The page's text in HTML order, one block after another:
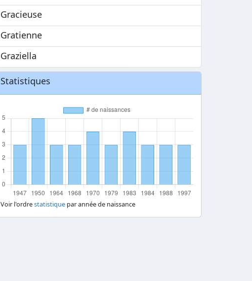
Gracieuse
Gratienne
Graziella
Statistiques
Voir l'ordrestatistique par année de naissance